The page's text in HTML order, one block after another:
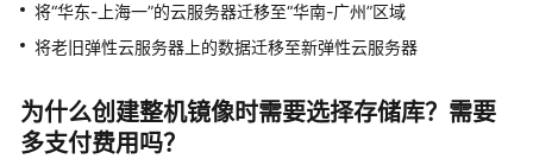
速
门
将“华东-上海一”的云服务器迁移至“华南-广州”区域
将老旧弹性云服务器 上的数据迁移至新弹性云服务器
为什么创建整机镜像时需要选择存储库？需要
多支付费用吗？